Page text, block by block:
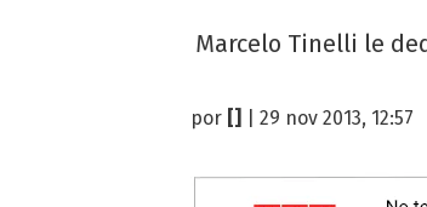
Marcelo Tinelli le
por | 29 nov 2013, 12:57